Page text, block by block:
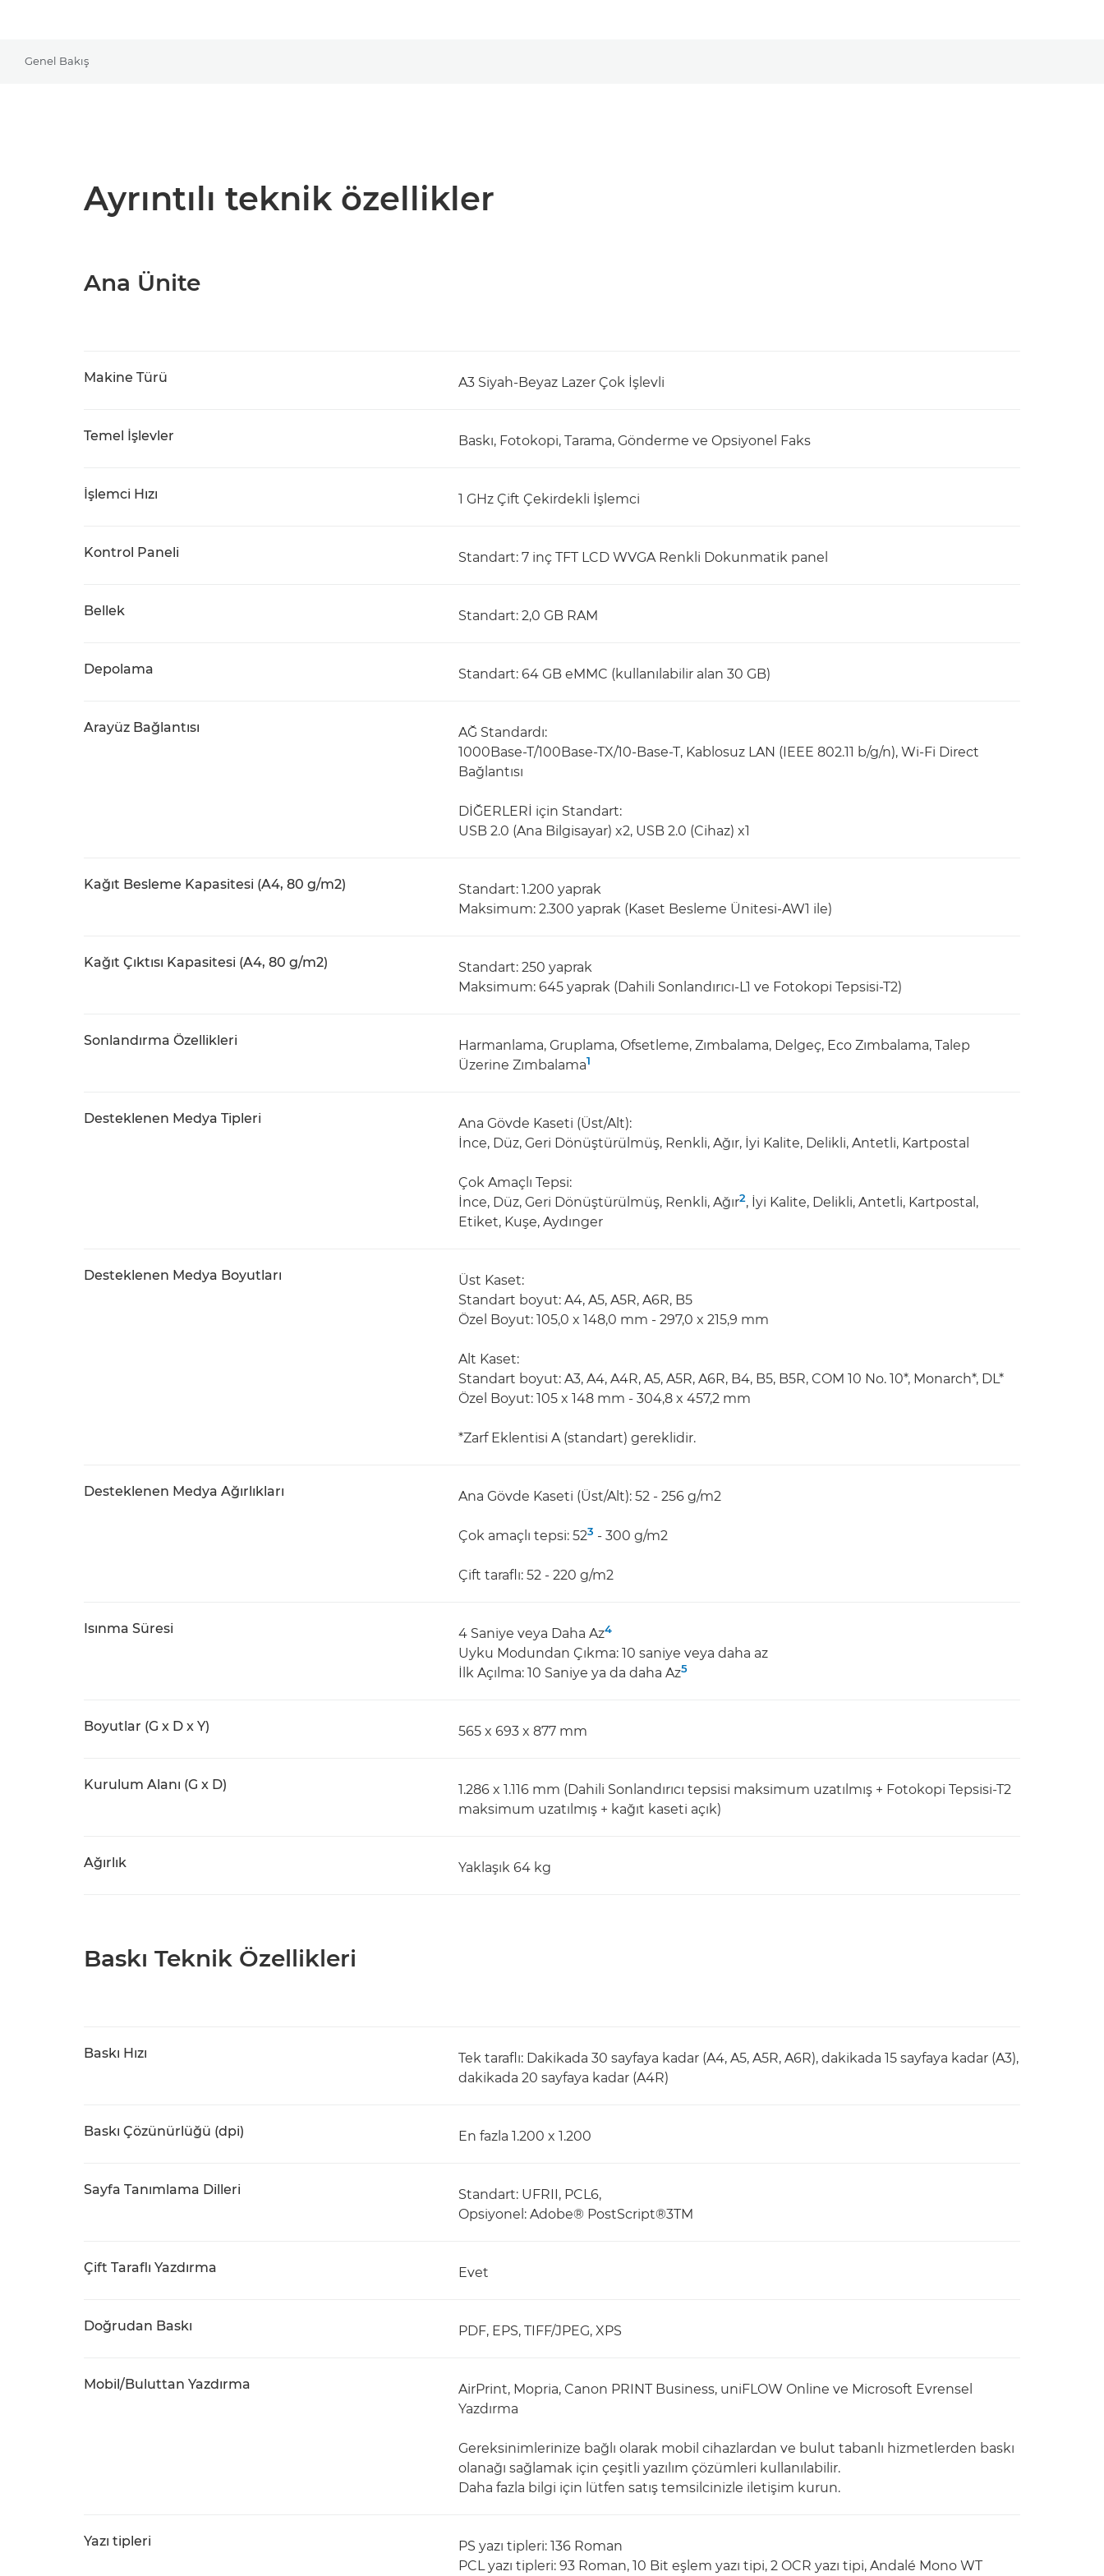
Genel Bakış
Ayrıntılı teknik özellikler
Ana Ünite
Makine Türü A3 Siyah-Beyaz Lazer Çok İşlevli
Temel İşlevler Baskı, Fotokopi, Tarama, Gönderme ve Opsiyonel Faks
İşlemci Hızı 1 GHz Çift Çekirdekli İşlemci
Kontrol Paneli Standart: 7 inç TFT LCD WVGA Renkli Dokunmatik panel
Bellek Standart: 2,0 GB RAM
Depolama Standart: 64 GB eMMC (kullanılabilir alan 30 GB)
Arayüz Bağlantısı
AĞ Standardı:
1000Base-T/100Base-TX/10-Base-T, Kablosuz LAN (IEEE 802.11 b/g/n), Wi-Fi Direct
Bağlantısı
DİĞERLERİ için Standart:
USB 2.0 (Ana Bilgisayar) x2, USB 2.0 (Cihaz) x1
Kağıt Besleme Kapasitesi (A4, 80 g/m2)
Standart: 1.200 yaprak
Maksimum: 2.300 yaprak (Kaset Besleme Ünitesi-AW1 ile)
Kağıt Çıktısı Kapasitesi (A4, 80 g/m2)
Standart: 250 yaprak
Maksimum: 645 yaprak (Dahili Sonlandırıcı-L1 ve Fotokopi Tepsisi-T2)
Sonlandırma Özellikleri
Harmanlama, Gruplama, Ofsetleme, Zımbalama, Delgeç, Eco Zımbalama, Talep
Üzerine Zımbalama1
Desteklenen Medya Tipleri
Ana Gövde Kaseti (Üst/Alt):
İnce, Düz, Geri Dönüştürülmüş, Renkli, Ağır, İyi Kalite, Delikli, Antetli, Kartpostal
Çok Amaçlı Tepsi:
İnce, Düz, Geri Dönüştürülmüş, Renkli, Ağır2, İyi Kalite, Delikli, Antetli, Kartpostal,
Etiket, Kuşe, Aydınger
Desteklenen Medya Boyutları
Üst Kaset:
Standart boyut: A4, A5, A5R, A6R, B5
Özel Boyut: 105,0 x 148,0 mm - 297,0 x 215,9 mm
Alt Kaset:
Standart boyut: A3, A4, A4R, A5, A5R, A6R, B4, B5, B5R, COM 10 No. 10*, Monarch*, DL*
Özel Boyut: 105 x 148 mm - 304,8 x 457,2 mm
*Zarf Eklentisi A (standart) gereklidir.
Desteklenen Medya Ağırlıkları Ana Gövde Kaseti (Üst/Alt): 52 - 256 g/m2
Çok amaçlı tepsi: 523 - 300 g/m2
Çift taraflı: 52 - 220 g/m2
Isınma Süresi 4 Saniye veya Daha Az4
Uyku Modundan Çıkma: 10 saniye veya daha az
İlk Açılma: 10 Saniye ya da daha Az5
Boyutlar (G x D x Y) 565 x 693 x 877 mm
Kurulum Alanı (G x D)
1.286 x 1.116 mm (Dahili Sonlandırıcı tepsisi maksimum uzatılmış + Fotokopi Tepsisi-T2
maksimum uzatılmış + kağıt kaseti açık)
Ağırlık Yaklaşık 64 kg
Baskı Teknik Özellikleri
Baskı Hızı
Tek taraflı: Dakikada 30 sayfaya kadar (A4, A5, A5R, A6R), dakikada 15 sayfaya kadar (A3),
dakikada 20 sayfaya kadar (A4R)
Baskı Çözünürlüğü (dpi) En fazla 1.200 x 1.200
Sayfa Tanımlama Dilleri
Standart: UFRII, PCL6,
Opsiyonel: Adobe® PostScript®3TM
Çift Taraflı Yazdırma Evet
Doğrudan Baskı PDF, EPS, TIFF/JPEG, XPS
Mobil/Buluttan Yazdırma
AirPrint, Mopria, Canon PRINT Business, uniFLOW Online ve Microsoft Evrensel
Yazdırma
Gereksinimlerinize bağlı olarak mobil cihazlardan ve bulut tabanlı hizmetlerden baskı
olanağı sağlamak için çeşitli yazılım çözümleri kullanılabilir.
Daha fazla bilgi için lütfen satış temsilcinizle iletişim kurun.
Yazı tipleri
PS yazı tipleri: 136 Roman
PCL yazı tipleri: 93 Roman, 10 Bit eşlem yazı tipi, 2 OCR yazı tipi, Andalé Mono WT